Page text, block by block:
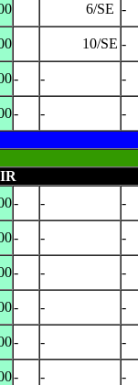
6/SE -
10/SE -
- - -
- -
-
- - -
- - -
- - -
- - -
- - -
- - -